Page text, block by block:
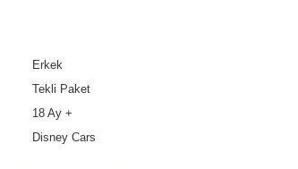
Erkek
Tekli Paket
18 Ay +
Disney Cars